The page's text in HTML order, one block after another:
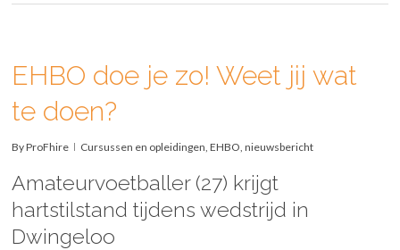
EHBO doe je zo! Weet jij wat
te doen?
ByProFhire Cursussen en opleidingen,EHBO,nieuwsbericht
Amateurvoetballer (27) krijgt
hartstilstand tijdens wedstrijd in
Dwingeloo